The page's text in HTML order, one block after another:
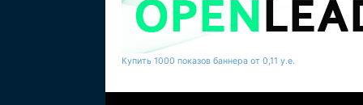
Купить 1000 показов баннера от 0,11 у.е.